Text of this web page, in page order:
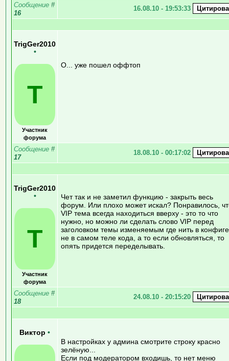
Сообщение #
16
16.08.10 - 19:53:33
TrigGer2010
•
T
Участник
форума
О... уже пошел оффтоп
Сообщение #
17
18.08.10 - 00:17:02
TrigGer2010
•
T
Участник
форума
Чет так и не заметил функцию - закрыть весь
форум. Или плохо может искал? Понравилось,
VIP тема всегда находиться вверху - это то что
нужно, но можно ли сделать слово VIP перед
заголовком темы изменяемым где нить в
не в самом теле кода, а то если обновляться, то
опять придется переделывать.
Сообщение #
18
24.08.10 - 20:15:20
Виктор •
В настройках у админа смотрите строку красно
зелёную...
Если под модератором входишь, то нет меню